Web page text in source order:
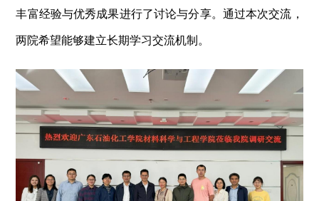
丰富经验与优秀成果进行了讨论与分享。通过本次交流，
两院希望能够建立长期学习交流机制。